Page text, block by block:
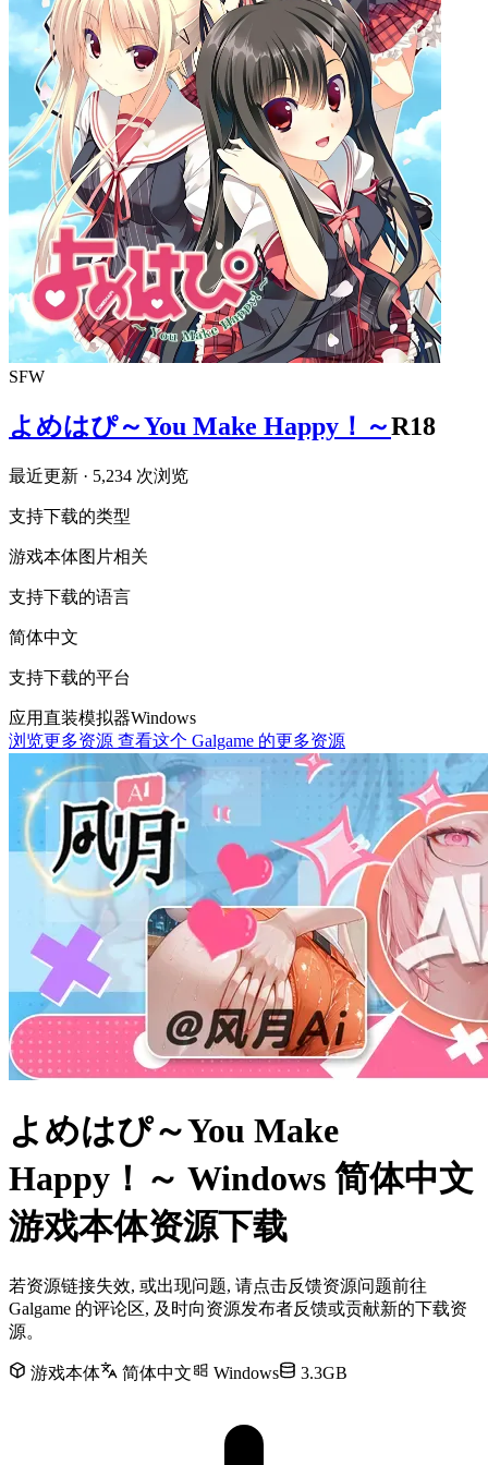
SFW
よめはぴ～You Make Happy！～R18
最近更新 · 5,234 次浏览
支持下载的类型
游戏本体图片相关
支持下载的语言
简体中文
支持下载的平台
应用直装模拟器Windows
浏览更多资源 查看这个 Galgame 的更多资源
よめはぴ～You Make
Happy！～ Windows 简体中文
游戏本体资源下载
若资源链接失效, 或出现问题, 请点击反馈资源问题前往
Galgame 的评论区, 及时向资源发布者反馈或贡献新的下载资
源。
游戏本体 简体中文 Windows 3.3GB